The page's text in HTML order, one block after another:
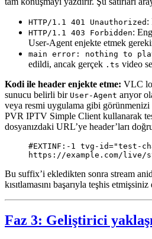
HTTP/1.1 401 Unauthorized :
HTTP/1.1 403 Forbidden:
User-Agent enjekte etmek
main error: nothing to
edildi, ancak gerçek .ts video
Kodi ile header enjekte etme: VLC
sunucu belirli bir User-Agent arıyor
veya resmi uygulama gibi
PVR IPTV Simple Client kullanarak
dosyanızdaki URL’ye header’ları
#EXTINF:-1 tvg-id="test-
https://example.com/live/
Bu suffix’i ekledikten sonra stream
kısıtlamasını başarıyla teşhis
Faz 3: Geliştirici